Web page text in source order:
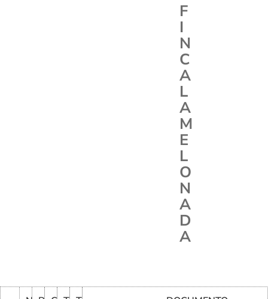
F
I
N
C
A
L
A
M
E
L
O
N
A
D
A